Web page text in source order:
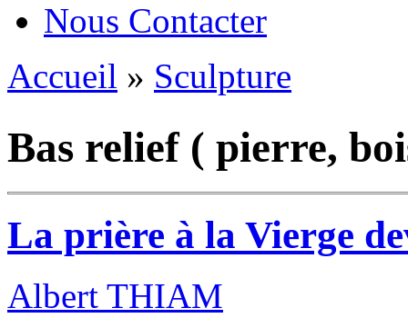
Nous Contacter
Vous êtes ici
Accueil » Sculpture
Bas relief ( pierre,
La prière à la Vierge
Albert THIAM